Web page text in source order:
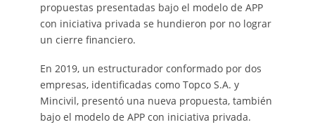
propuestas presentadas bajo el modelo de APP
con iniciativa privada se hundieron por no lograr
un cierre financiero.
En 2019, un estructurador conformado por dos
empresas, identificadas como Topco S.A. y
Mincivil, presentó una nueva propuesta, también
bajo el modelo de APP con iniciativa privada.